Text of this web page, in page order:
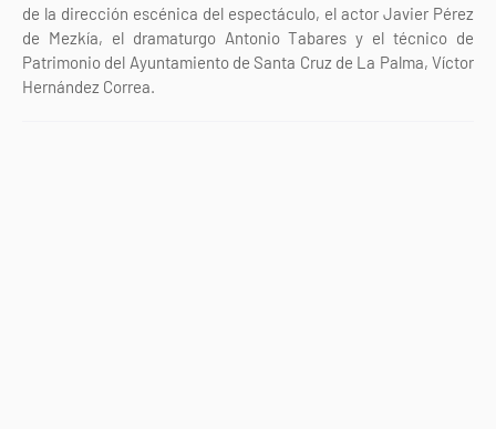
de la dirección escénica del espectáculo, el actor Javier Pérez
de Mezkía, el dramaturgo Antonio Tabares y el técnico de
Patrimonio del Ayuntamiento de Santa Cruz de La Palma, Víctor
Hernández Correa.